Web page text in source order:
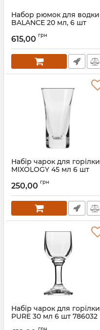
Набор рюмок для водки
BALANCE 20 мл, 6 шт
Артикул: 785981
615,00 грн
Набір чарок для горілки
MIXOLOGY 45 мл 6 шт
Артикул: 790077
250,00 грн
Набір чарок для горілки
PURE 30 мл 6 шт 786032